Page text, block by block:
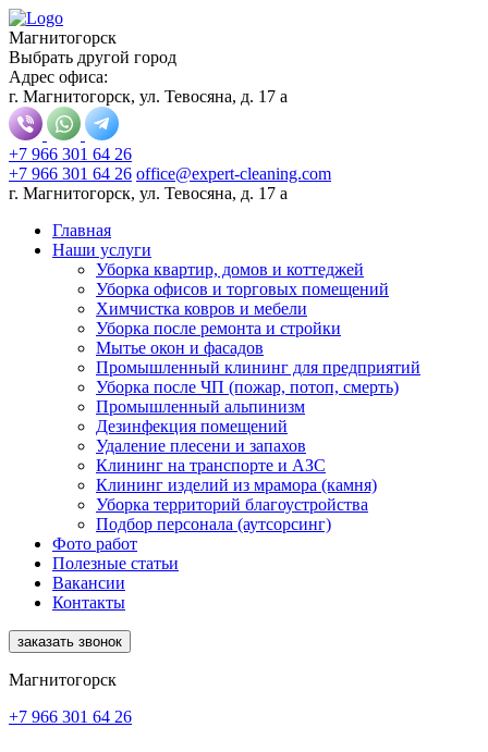
Магнитогорск
Выбрать другой город
Адрес офиса:
г. Магнитогорск, ул. Тевосяна, д. 17 а
+7 966 301 64 26
+7 966 301 64 26 office@expert-cleaning.com
г. Магнитогорск, ул. Тевосяна, д. 17 а
Главная
Наши услуги
Уборка квартир, домов и коттеджей
Уборка офисов и торговых помещений
Химчистка ковров и мебели
Уборка после ремонта и стройки
Мытье окон и фасадов
Промышленный клининг для предприятий
Уборка после ЧП (пожар, потоп, смерть)
Промышленный альпинизм
Дезинфекция помещений
Удаление плесени и запахов
Клининг на транспорте и АЗС
Клининг изделий из мрамора (камня)
Уборка территорий благоустройства
Подбор персонала (аутсорсинг)
Фото работ
Полезные статьи
Вакансии
Контакты
заказать звонок
Магнитогорск
+7 966 301 64 26